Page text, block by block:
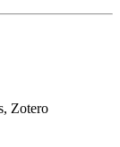
Zotero